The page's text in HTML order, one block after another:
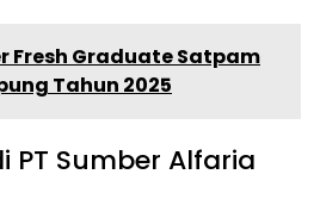
Fresh Graduate Satpam
Tahun 2025
PT Sumber Alfaria